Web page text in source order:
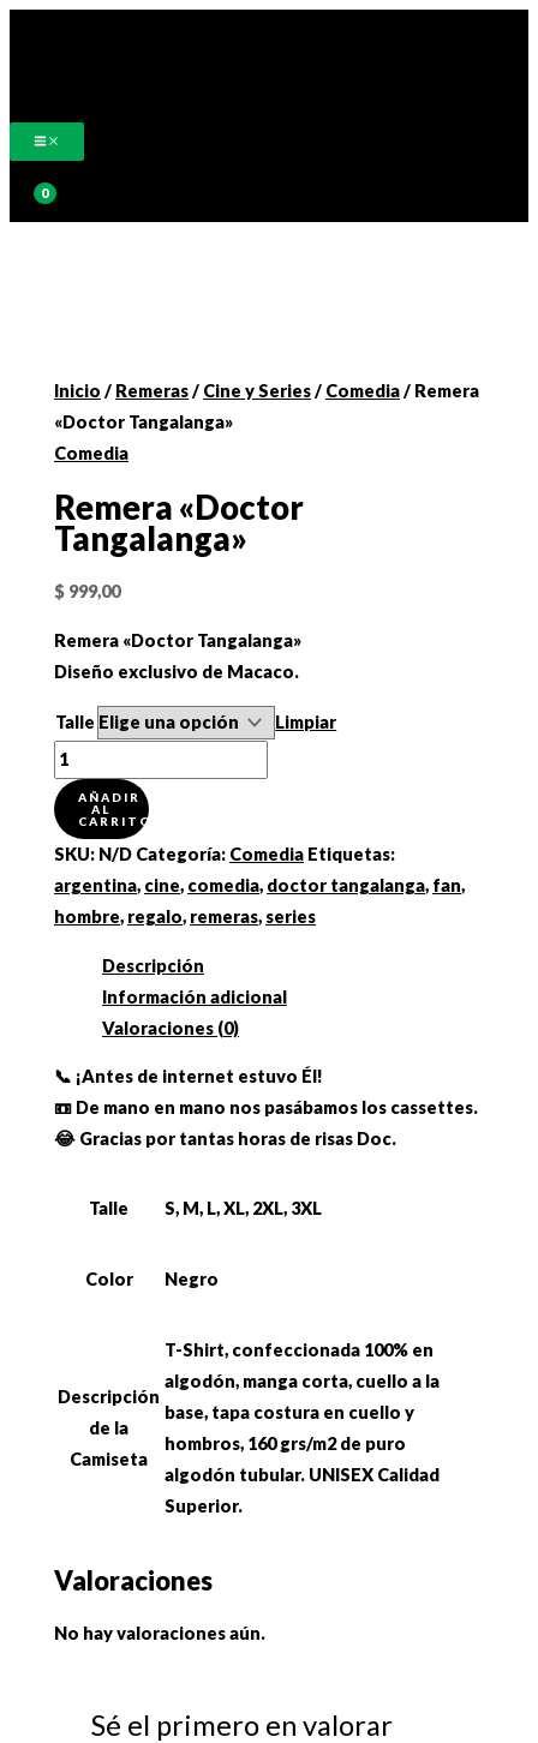
Inicio / Remeras/ Cine y Series/ Comedia/ Remera
«Doctor Tangalanga»
Comedia
Remera «Doctor
Tangalanga»
$ 999,00
Remera «Doctor Tangalanga»
Diseño exclusivo de Macaco.
Talle
Limpiar
Remera
"Doctor
Tangalanga"
cantidad
AÑADIR
AL
CARRITO
SKU: N/D Categoría: Comedia Etiquetas:
argentina, cine, comedia, doctor tangalanga, fan,
hombre, regalo, remeras, series
Descripción
Información adicional
Valoraciones (0)
📞 ¡Antes de internet estuvo Él!
📼 De mano en mano nos pasábamos los cassettes.
😂 Gracias por tantas horas de risas Doc.
Talle S, M, L, XL, 2XL, 3XL
Color Negro
Descripción
de la
Camiseta
T-Shirt, confeccionada 100% en
algodón, manga corta, cuello a la
base, tapa costura en cuello y
hombros, 160 grs/m2 de puro
algodón tubular. UNISEX Calidad
Superior.
Valoraciones
No hay valoraciones aún.
Sé el primero en valorar